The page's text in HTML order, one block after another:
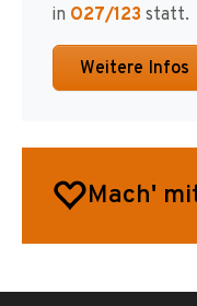
in O27/123 statt.
Weitere Infos
Mach'